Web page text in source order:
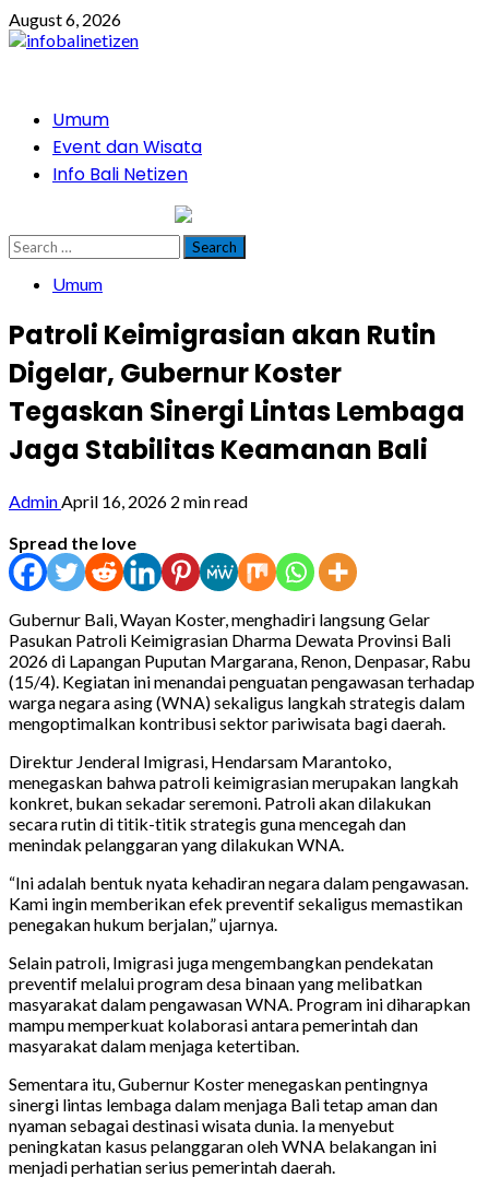
Skip
to
August 6, 2026
PrimaryUmum
Event dan Wisata
Info Bali Netizen
Search
for:
Umum
Patroli Keimigrasian akan Rutin
Digelar, Gubernur Koster
Tegaskan Sinergi Lintas Lembaga
Jaga Stabilitas Keamanan Bali
AdminApril 16, 2026 2 min read
Spread the love
Gubernur Bali, Wayan Koster, menghadiri langsung Gelar
Pasukan Patroli Keimigrasian Dharma Dewata Provinsi Bali
2026 di Lapangan Puputan Margarana, Renon, Denpasar, Rabu
(15/4). Kegiatan ini menandai penguatan pengawasan terhadap
warga negara asing (WNA) sekaligus langkah strategis dalam
mengoptimalkan kontribusi sektor pariwisata bagi daerah.
Direktur Jenderal Imigrasi, Hendarsam Marantoko,
menegaskan bahwa patroli keimigrasian merupakan langkah
konkret, bukan sekadar seremoni. Patroli akan dilakukan
secara rutin di titik-titik strategis guna mencegah dan
menindak pelanggaran yang dilakukan WNA.
“Ini adalah bentuk nyata kehadiran negara dalam pengawasan.
Kami ingin memberikan efek preventif sekaligus memastikan
penegakan hukum berjalan,” ujarnya.
Selain patroli, Imigrasi juga mengembangkan pendekatan
preventif melalui program desa binaan yang melibatkan
masyarakat dalam pengawasan WNA. Program ini diharapkan
mampu memperkuat kolaborasi antara pemerintah dan
masyarakat dalam menjaga ketertiban.
Sementara itu, Gubernur Koster menegaskan pentingnya
sinergi lintas lembaga dalam menjaga Bali tetap aman dan
nyaman sebagai destinasi wisata dunia. Ia menyebut
peningkatan kasus pelanggaran oleh WNA belakangan ini
menjadi perhatian serius pemerintah daerah.